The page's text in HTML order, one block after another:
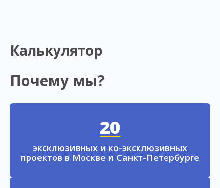
Калькулятор
Почему мы?
20
эксклюзивных и ко-эксклюзивных
проектов в Москве и Санкт-Петербурге